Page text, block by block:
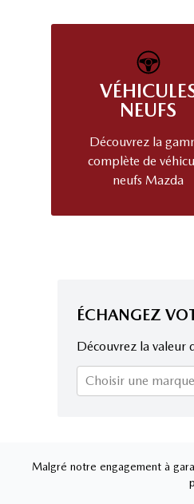
NEUFS
Découvrez la
complète de
neufs Mazda
ÉCHANGEZ
Découvrez la valeur
Choisir une marque
Malgré notre engagement à